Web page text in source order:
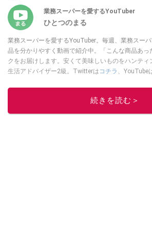
業務スーパーを愛するYouTuber
ひとつのまる
業務スーパーを愛するYouTuber。毎週、業務スー
品を分かりやすく動画で紹介中。「こんな商品あっ
クをお届けします。安くて美味しいものをハンティ
生活アドバイザー2級。Twitterは コチラ 、YouTube
このイチオシ
続きを読む＞